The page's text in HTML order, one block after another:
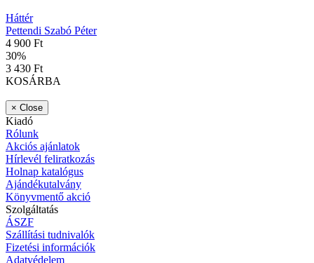
Háttér
Pettendi Szabó Péter
4 900 Ft
30%
3 430 Ft
KOSÁRBA
× Close
Kiadó
Rólunk
Akciós ajánlatok
Hírlevél feliratkozás
Holnap katalógus
Ajándékutalvány
Könyvmentő akció
Szolgáltatás
ÁSZF
Szállítási tudnivalók
Fizetési információk
Adatvédelem